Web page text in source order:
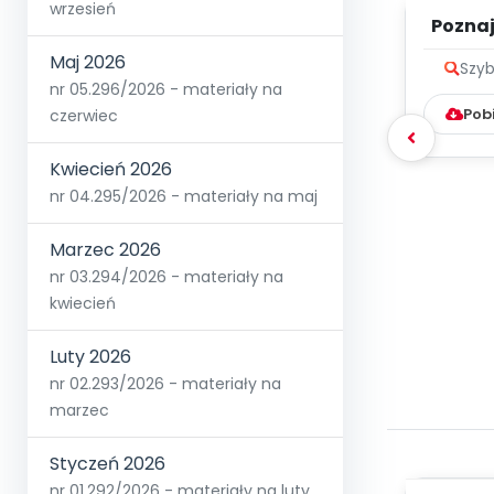
wrzesień
Maj 2026
nr 05.296/2026 - materiały na
czerwiec
Kwiecień 2026
nr 04.295/2026 - materiały na maj
Marzec 2026
nr 03.294/2026 - materiały na
kwiecień
Luty 2026
nr 02.293/2026 - materiały na
marzec
Styczeń 2026